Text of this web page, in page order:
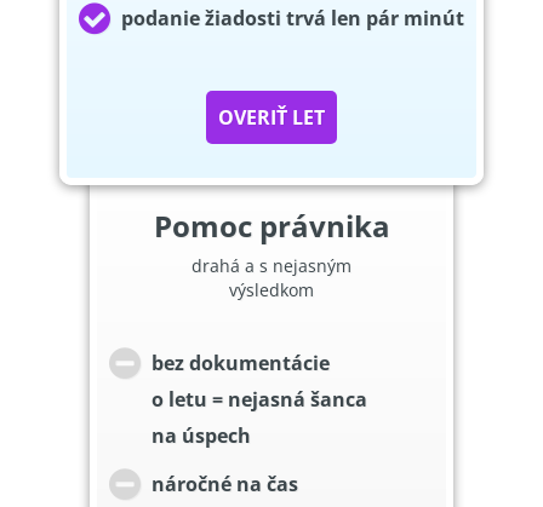
podanie žiadosti trvá len pár minút
OVERIŤ LET
Pomoc právnika
drahá a s nejasným
výsledkom
bez dokumentácie
o letu = nejasná šanca
na úspech
náročné na čas